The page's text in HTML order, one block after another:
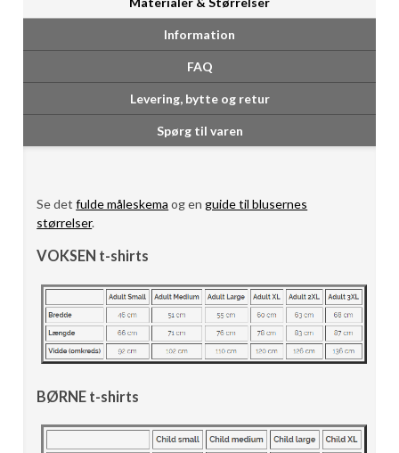
Information
FAQ
Levering, bytte og retur
Spørg til varen
Se detfulde måleskema og enguide til blusernes
størrelser.
VOKSEN t-shirts
BØRNE t-shirts